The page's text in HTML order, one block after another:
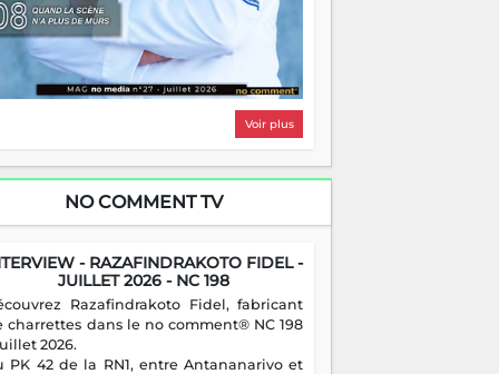
réussites, mais aussi vos échecs. Surtout
échecs, d'ailleurs — ils enseignent
que n'importe quel manuel. À
la barque avance. Il faut juste
que tout le monde rame dans le
Voir plus
NO COMMENT TV
- RAZAFINDRAKOTO FIDEL -
JUILLET 2026 - NC 198
Razafindrakoto Fidel, fabricant
charrettes dans le no comment® NC 198
2026.
PK 42 de la RN1, entre Antananarivo et